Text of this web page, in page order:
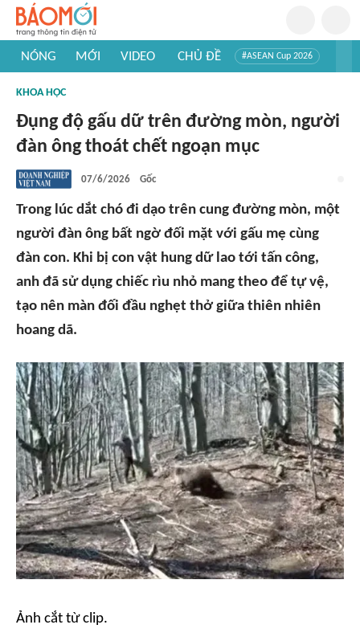
NÓNG MỚI VIDEO CHỦ ĐỀ #ASEAN Cup 2026
#Khám phá thế giới
KHOA HỌC
Đụng độ gấu dữ trên đường mòn, người
đàn ông thoát chết ngoạn mục
07/6/2026 Gốc
Trong lúc dắt chó đi dạo trên cung đường mòn, một
người đàn ông bất ngờ đối mặt với gấu mẹ cùng
đàn con. Khi bị con vật hung dữ lao tới tấn công,
anh đã sử dụng chiếc rìu nhỏ mang theo để tự vệ,
tạo nên màn đối đầu nghẹt thở giữa thiên nhiên
hoang dã.
Ảnh cắt từ clip.